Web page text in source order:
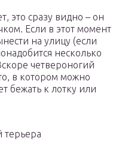
это сразу видно – он
Если в этот момент
на улицу (если
несколько
четвероногий
в котором можно
бежать к лотку или